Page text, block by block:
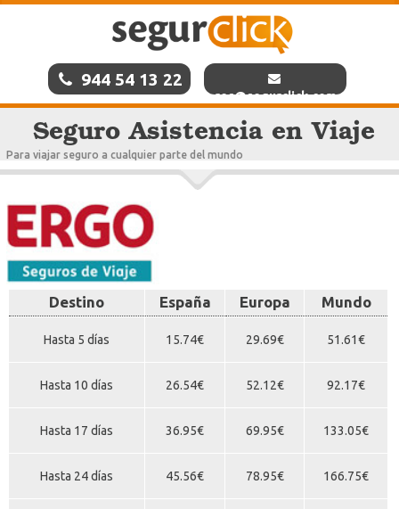
944 54 13 22
res@segurclick.com
Seguro Asistencia en Viaje
Para viajar seguro a cualquier parte del mundo
Destino España Europa Mundo
Hasta 5 días 15.74€ 29.69€ 51.61€
Hasta 10 días 26.54€ 52.12€ 92.17€
Hasta 17 días 36.95€ 69.95€ 133.05€
Hasta 24 días 45.56€ 78.95€ 166.75€